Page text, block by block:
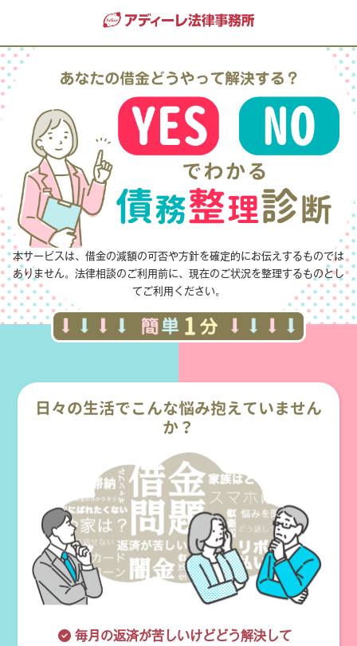
本サービスは、借金の減額の可否や方針を確定的にお伝えするものでは
ありません。 法律相談のご利用前に、現在のご状況を整理するものとし
てご利用ください。
日々の生活でこんな悩み抱えていません
か？
毎月の返済が苦しいけどどう解決して